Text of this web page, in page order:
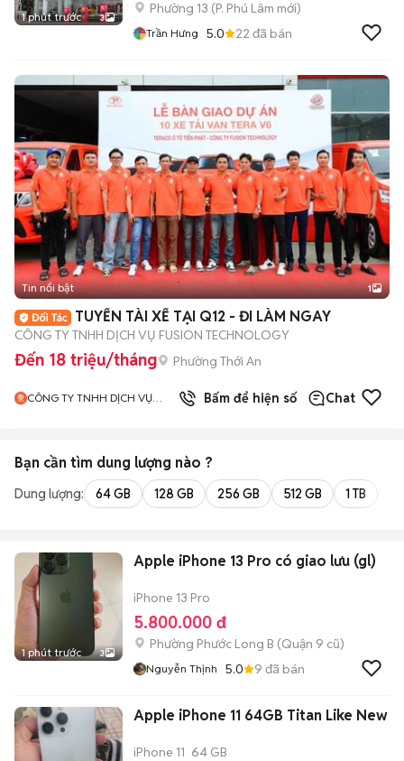
1 phút trước 3
Phường 13 (P. Phú Lâm mới)
Trần Hưng 5.0 22 đã bán
Tin nổi bật 1
TUYỂN TÀI XẾ TẠI Q12 - ĐI LÀM NGAY
CÔNG TY TNHH DỊCH VỤ FUSION TECHNOLOGY
Đến 18 triệu/tháng Phường Thới An
CÔNG TY TNHH DỊCH VỤ
Bấm để hiện số Chat
Bạn cần tìm dung lượng nào ?
Dung lượng: 64 GB 128 GB 256 GB 512 GB 1 TB
1 phút trước 3
Apple iPhone 13 Pro có giao lưu (gl)
iPhone 13 Pro
5.800.000 đ
Phường Phước Long B (Quận 9 cũ)
Nguyễn Thịnh 5.0 9 đã bán
Apple iPhone 11 64GB Titan Like New
iPhone 11 64 GB